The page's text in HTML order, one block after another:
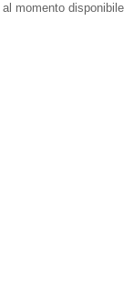
momento disponibile